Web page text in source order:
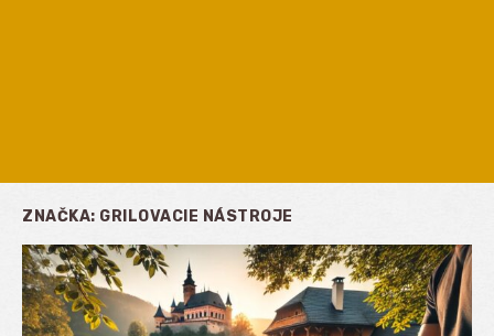
ZNAČKA: GRILOVACIE NÁSTROJE